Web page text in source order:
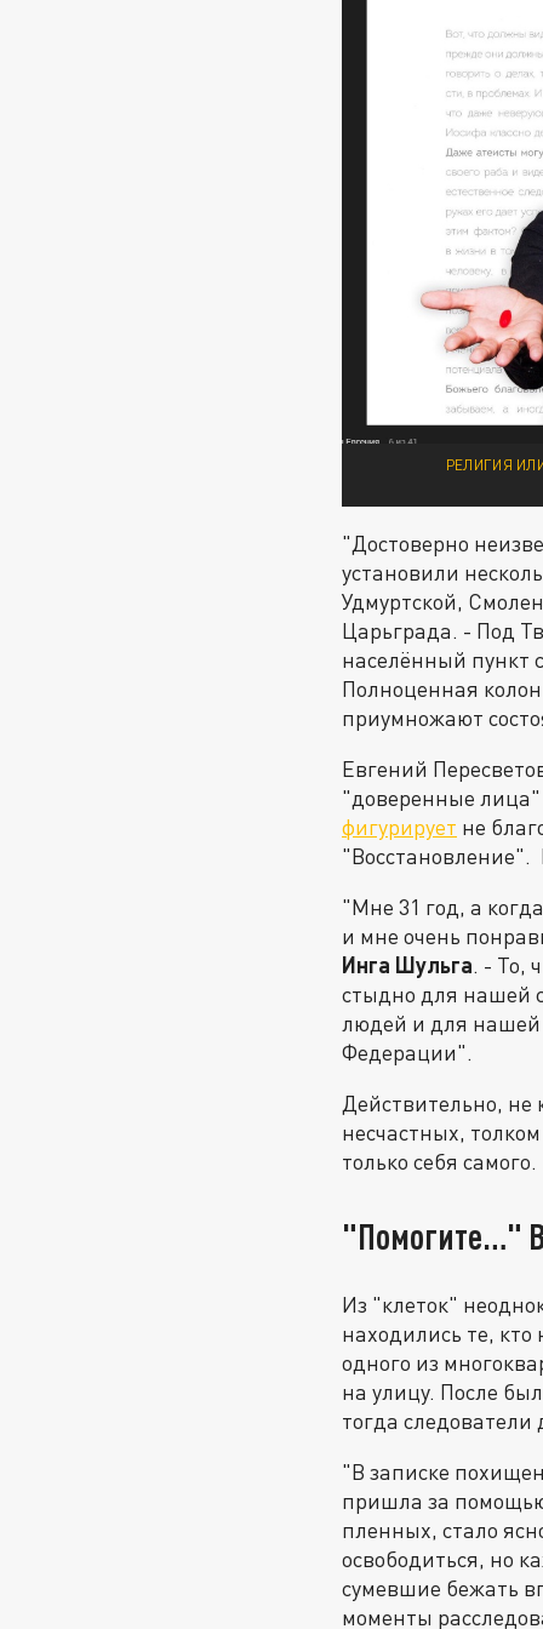
РЕЛИГИЯ
"Достоверно
установили
Удмуртской,
Царьграда. - Под
населённый пункт
Полноценная
приумножают
Евгений
"доверенные
фигурирует не
"Восстановление".
"Мне 31 год, а
и мне очень
Инга Шульга. - То,
стыдно для нашей
людей и для нашей
Федерации".
Действительно,
несчастных,
только себя самого.
"Помогите…"
Из "клеток"
находились те, кто
одного из
на улицу. После
тогда
"В записке
пришла за
пленных, стало
освободиться, но
сумевшие бежать
моменты